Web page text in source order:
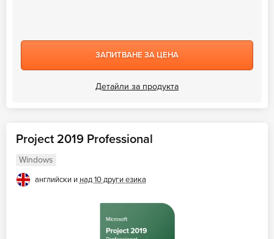
ЗАПИТВАНЕ ЗА ЦЕНА
Детайли за продукта
Project 2019 Professional
Windows
английски инад 10 други езика